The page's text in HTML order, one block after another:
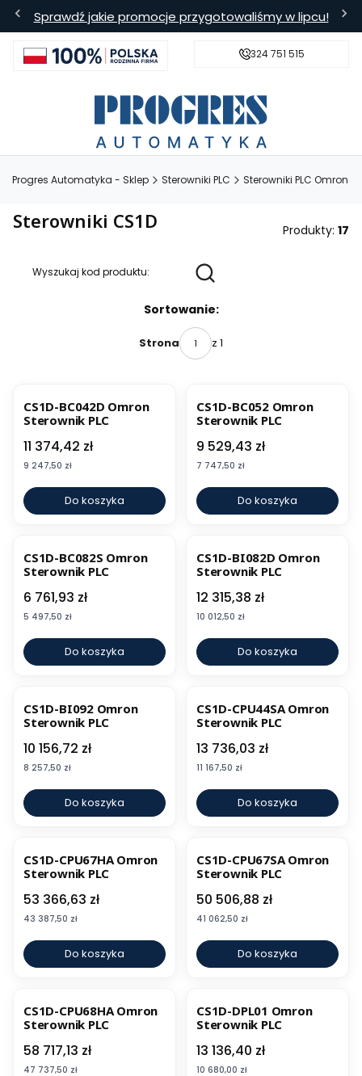
Sprawdź jakie promocje przygotowaliśmy w lipcu!
Bezpieczna wysyłka
324 751 515
Progres Automatyka - Sklep Sterowniki PLC Sterowniki PLC Omron
Sterowniki CS1D Produkty: 17
Wyszukaj kod produktu:
Sortowanie:
Strona z 1
CS1D-BC042D Omron
Sterownik PLC
Cena
11 374,42 zł
Cena
9 247,50 zł
Do koszyka
CS1D-BC052 Omron
Sterownik PLC
Cena
9 529,43 zł
Cena
7 747,50 zł
Do koszyka
CS1D-BC082S Omron
Sterownik PLC
Cena
6 761,93 zł
Cena
5 497,50 zł
Do koszyka
CS1D-BI082D Omron
Sterownik PLC
Cena
12 315,38 zł
Cena
10 012,50 zł
Do koszyka
CS1D-BI092 Omron
Sterownik PLC
Cena
10 156,72 zł
Cena
8 257,50 zł
Do koszyka
CS1D-CPU44SA Omron
Sterownik PLC
Cena
13 736,03 zł
Cena
11 167,50 zł
Do koszyka
CS1D-CPU67HA Omron
Sterownik PLC
Cena
53 366,63 zł
Cena
43 387,50 zł
Do koszyka
CS1D-CPU67SA Omron
Sterownik PLC
Cena
50 506,88 zł
Cena
41 062,50 zł
Do koszyka
CS1D-CPU68HA Omron
Sterownik PLC
Cena
58 717,13 zł
Cena
47 737,50 zł
CS1D-DPL01 Omron
Sterownik PLC
Cena
13 136,40 zł
Cena
10 680,00 zł